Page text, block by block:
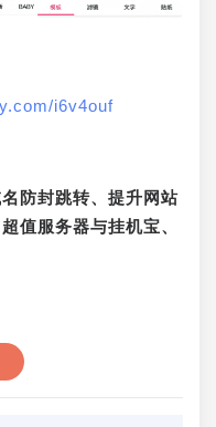
i6v4ouf
防封跳转、提升网站
值服务器与挂机宝、